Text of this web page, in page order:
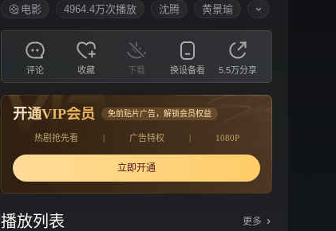
电影 4964.4万次播放 沈腾 黄景瑜
评论 收藏 下载 换设备看 5.5万分享
开通VIP会员 免前贴片广告，解锁会员权益
热剧抢先看 | 广告特权 | 1080P
立即开通
播放列表 更多